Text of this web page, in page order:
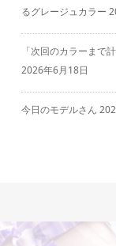
るグレージュカラー
「次回のカラーまで
2026年6月18日
今日のモデルさん